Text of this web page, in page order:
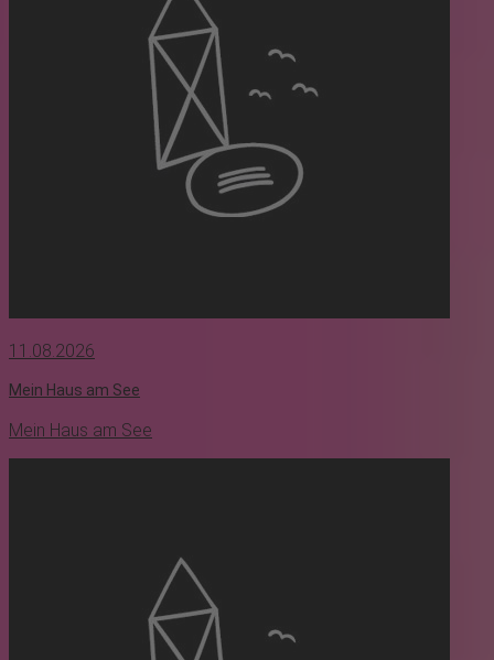
11.08.2026
Mein Haus am See
Mein Haus am See